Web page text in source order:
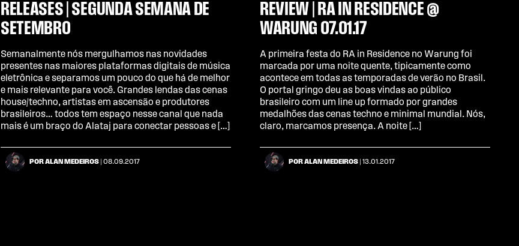
RELEASES | SEGUNDA SEMANA DE
SETEMBRO
Semanalmente nós mergulhamos nas novidades
presentes nas maiores plataformas digitais de música
eletrônica e separamos um pouco do que há de melhor
e mais relevante para você. Grandes lendas das cenas
house/techno, artistas em ascensão e produtores
brasileiros… todos tem espaço nesse canal que nada
mais é um braço do Alataj para conectar pessoas e […]
POR ALAN MEDEIROS | 08.09.2017
REVIEW | RA IN RESIDENCE @
WARUNG 07.01.17
A primeira festa do RA in Residence no Warung foi
marcada por uma noite quente, tipicamente como
acontece em todas as temporadas de verão no Brasil.
O portal gringo deu as boas vindas ao público
brasileiro com um line up formado por grandes
medalhões das cenas techno e minimal mundial. Nós,
claro, marcamos presença. A noite […]
POR ALAN MEDEIROS | 13.01.2017